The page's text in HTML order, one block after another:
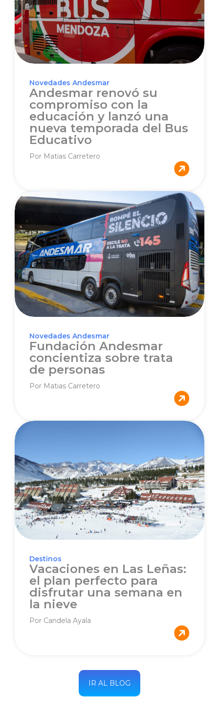
Novedades Andesmar
Andesmar renovó su
compromiso con la
educación y lanzó una
nueva temporada del Bus
Educativo
Por Matias Carretero
Novedades Andesmar
Fundación Andesmar
concientiza sobre trata
de personas
Por Matias Carretero
Destinos
Vacaciones en Las Leñas:
el plan perfecto para
disfrutar una semana en
la nieve
Por Candela Ayala
IR AL BLOG